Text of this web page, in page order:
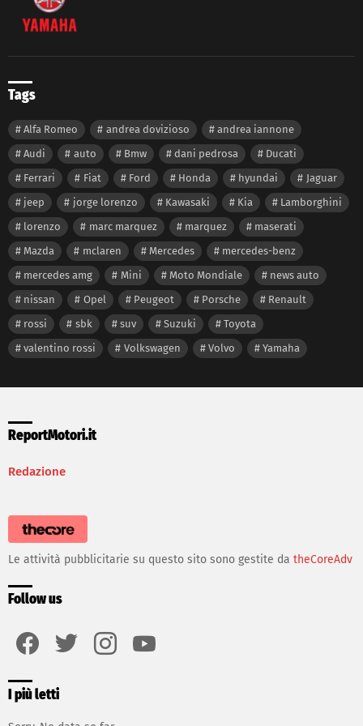
Tags
Alfa Romeo andrea dovizioso
andrea iannone
Audi
auto Bmw dani pedrosa
Ducati
Ferrari
Fiat Ford Honda hyundai
Jaguar
jeep
jorge lorenzo Kawasaki Kia
Lamborghini
lorenzo
marc marquez marquez
maserati
Mazda
mclaren Mercedes
mercedes-benz
mercedes amg
Mini Moto Mondiale
news auto
nissan
Opel Peugeot Porsche
Renault
rossi
sbk suv Suzuki
Toyota
valentino rossi
Volkswagen Volvo Yamaha
ReportMotori.it
Redazione
Le attività pubblicitarie su questo sito sono gestite da theCoreAdv
Follow us
I più letti